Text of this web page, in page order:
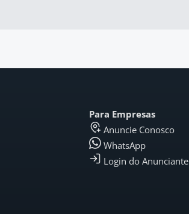
Para Empresas
Anuncie Conosco
WhatsApp
Login do Anunciante